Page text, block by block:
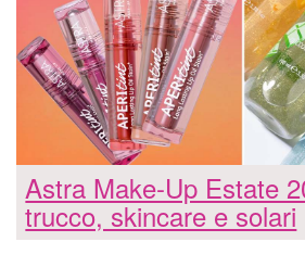
Astra Make-Up Estate
trucco, skincare e solari